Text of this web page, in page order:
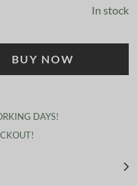
In stock
BUY NOW
DAYS!